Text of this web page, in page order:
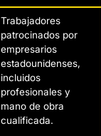
Trabajadores
patrocinados por
empresarios
estadounidenses,
incluidos
profesionales y
mano de obra
cualificada.